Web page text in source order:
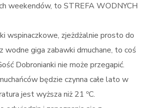
weekendów, to STREFA WODNYCH
wspinaczkowe, zjeżdżalnie prosto do
wodne giga zabawki dmuchane, to coś
Dobronianki nie może przegapić.
będzie czynna całe lato w
jest wyższa niż 21 ºC.